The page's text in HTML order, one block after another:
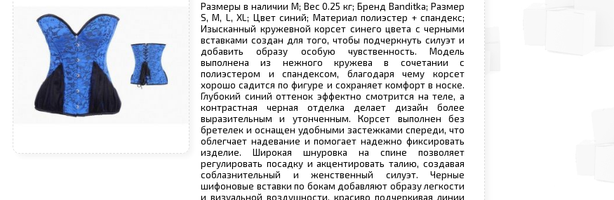
Размеры в наличии M; Вес 0.25 кг; Бренд Banditka; Размер
S, M, L, XL; Цвет синий; Материал полиэстер + спандекс;
Изысканный кружевной корсет синего цвета с черными
вставками создан для того, чтобы подчеркнуть силуэт и
добавить образу особую чувственность. Модель
выполнена из нежного кружева в сочетании с
полиэстером и спандексом, благодаря чему корсет
хорошо садится по фигуре и сохраняет комфорт в носке.
Глубокий синий оттенок эффектно смотрится на теле, а
контрастная черная отделка делает дизайн более
выразительным и утонченным. Корсет выполнен без
бретелек и оснащен удобными застежками спереди, что
облегчает надевание и помогает надежно фиксировать
изделие. Широкая шнуровка на спине позволяет
регулировать посадку и акцентировать талию, создавая
соблазнительный и женственный силуэт. Черные
шифоновые вставки по бокам добавляют образу легкости
и визуальной воздушности, красиво подчеркивая линии